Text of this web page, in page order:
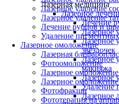
Лазерное удаление
Лазерное удаление
Лечение рубцов и
Удаление
Лазерное омоложение
Лазерная
Фотоомоложение
Лазерное
Лазерное
Фотофракшн
Фототерапия на
Лазерная медицина
Лазерное
Лечение
Лазерное
Лазерное
звёздочек
Лазерное
макияжа
Лазерное
Удаление
Лазерное